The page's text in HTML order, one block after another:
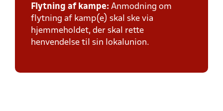
Flytning af kampe: Anmodning om
flytning af kamp(e) skal ske via
hjemmeholdet, der skal rette
henvendelse til sin lokalunion.